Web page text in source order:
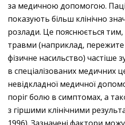
за медичною допомогою.
показують більш клінічно
розлади. Це пояснюється тим,
травми (наприклад, пережите
фізичне насильство) частіше
в спеціалізованих медичних
невідкладної медичної
поріг болю в симптомах, а
з гіршими клінічними